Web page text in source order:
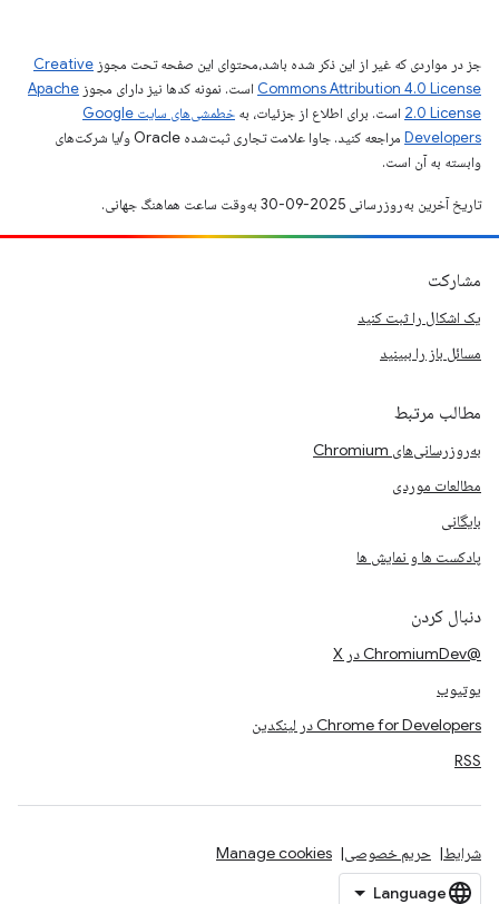
جز در مواردی که غیر از این ذکر شده باشد،‌محتوای این صفحه تحت مجوز Creative
Commons Attribution 4.0 License است. نمونه کدها نیز دارای مجوز Apache
2.0 License است. برای اطلاع از جزئیات، به
خطمشی‌های سایت Google
Developers‏
مراجعه کنید. جاوا علامت تجاری ثبت‌شده Oracle و/یا شرکت‌های
وابسته به آن است.
تاریخ آخرین به‌روزرسانی 2025-09-30 به‌وقت ساعت هماهنگ جهانی.
مشارکت
یک اشکال را ثبت کنید
مسائل باز را ببینید
مطالب مرتبط
به‌روزرسانی‌های Chromium
مطالعات موردی
بایگانی
پادکست ها و نمایش ها
دنبال کردن
@ChromiumDev در X
یوتیوب
Chrome for Developers در لینکدین
RSS
شرایط حریم خصوصی Manage cookies